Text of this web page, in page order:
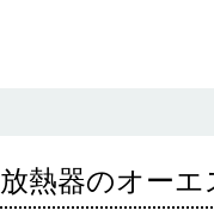
放熱器のオーエ